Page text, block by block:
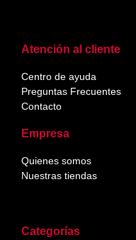
Categorías
Atención al cliente
Centro de ayuda
Preguntas Frecuentes
Contacto
Empresa
Quienes somos
Nuestras tiendas